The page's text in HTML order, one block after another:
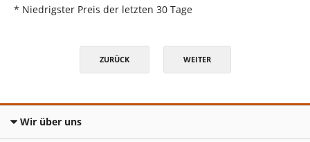
* Niedrigster Preis der letzten 30 Tage
ZURÜCK WEITER
Wir über uns